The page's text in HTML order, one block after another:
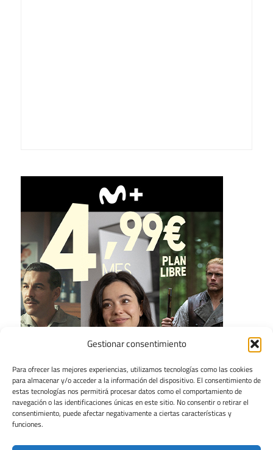
Gestionar consentimiento
Para ofrecer las mejores experiencias, utilizamos tecnologías como las cookies
para almacenar y/o acceder a la información del dispositivo. El consentimiento de
estas tecnologías nos permitirá procesar datos como el comportamiento de
navegación o las identificaciones únicas en este sitio. No consentir o retirar el
consentimiento, puede afectar negativamente a ciertas características y
funciones.